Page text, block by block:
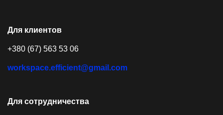
Для клиентов
+380 (67) 563 53 06
workspace.efficient@gmail.com
Для сотрудничества